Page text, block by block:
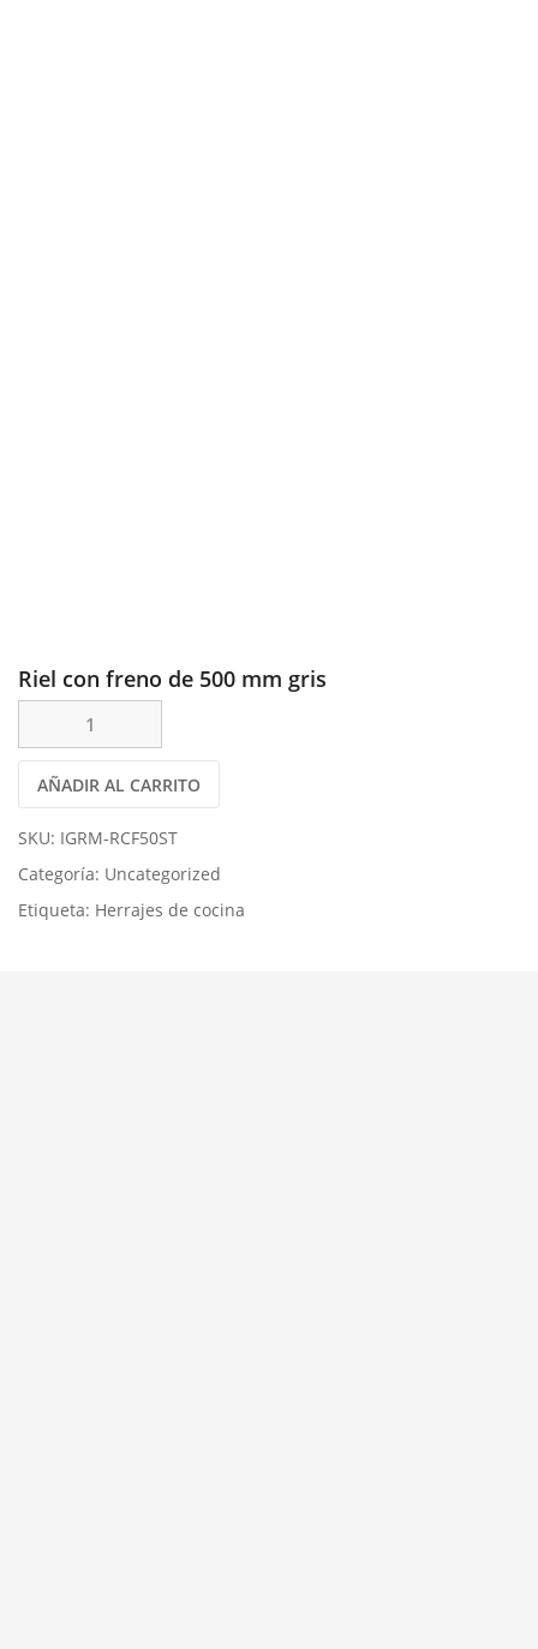
Riel con freno de 500 mm gris
AÑADIR AL CARRITO
SKU: IGRM-RCF50ST
Categoría: Uncategorized
Etiqueta: Herrajes de cocina